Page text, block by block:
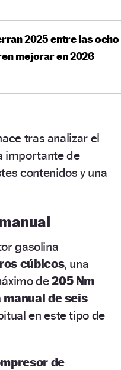
2025 entre las ocho
mejorar en 2026
tras analizar el
importante de
contenidos y una
gasolina
cúbicos, una
de205 Nm
manual de seis
en este tipo de
de